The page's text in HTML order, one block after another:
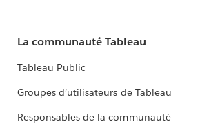
La communauté Tableau
Tableau Public
Groupes d’utilisateurs de Tableau
Responsables de la communauté